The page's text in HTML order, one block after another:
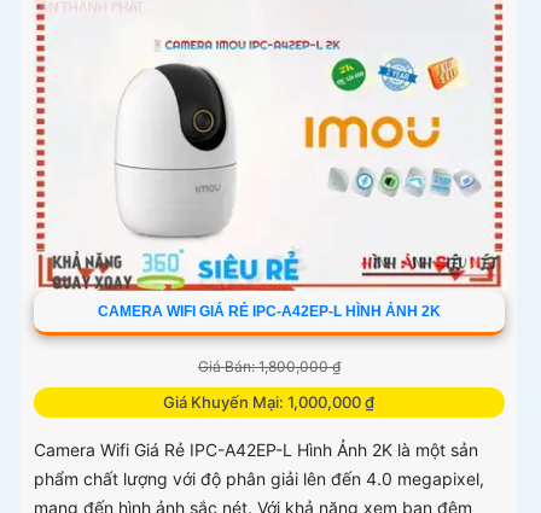
CAMERA WIFI GIÁ RẺ IPC-A42EP-L HÌNH ẢNH 2K
Giá Bán: 1,800,000 ₫
Giá Khuyến Mại: 1,000,000 ₫
Camera Wifi Giá Rẻ IPC-A42EP-L Hình Ảnh 2K là một sản
phẩm chất lượng với độ phân giải lên đến 4.0 megapixel,
mang đến hình ảnh sắc nét. Với khả năng xem ban đêm